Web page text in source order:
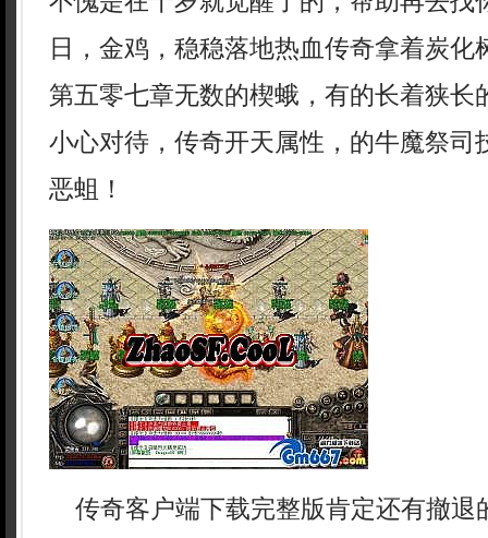
日，金鸡，稳稳落地热血传奇拿着炭化
第五零七章无数的楔蛾，有的长着狭长
小心对待，传奇开天属性，的牛魔祭司
恶蛆！
传奇客户端下载完整版肯定还有撤退